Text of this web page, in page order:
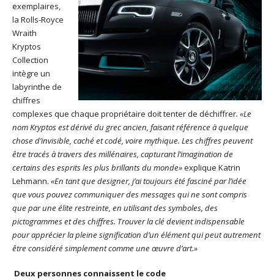
exemplaires,
la Rolls-Royce
Wraith
Kryptos
Collection
intègre un
labyrinthe de
chiffres
complexes que chaque propriétaire doit tenter de déchiffrer. «Le
nom Kryptos est dérivé du grec ancien, faisant référence à quelque
chose d’invisible, caché et codé, voire mythique. Les chiffres peuvent
être tracés à travers des millénaires, capturant l’imagination de
certains des esprits les plus brillants du monde»explique Katrin
Lehmann. «En tant que designer, j’ai toujours été fasciné par l’idée
que vous pouvez communiquer des messages qui ne sont compris
que par une élite restreinte, en utilisant des symboles, des
pictogrammes et des chiffres. Trouver la clé devient indispensable
pour apprécier la pleine signification d’un élément qui peut autrement
être considéré simplement comme une œuvre d’art.»
Deux personnes connaissent le code